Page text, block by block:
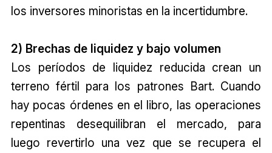
los inversores minoristas en la incertidumbre.
2) Brechas de liquidez y bajo volumen
Los períodos de liquidez reducida crean un
terreno fértil para los patrones Bart. Cuando
hay pocas órdenes en el libro, las operaciones
repentinas desequilibran el mercado, para
luego revertirlo una vez que se recupera el